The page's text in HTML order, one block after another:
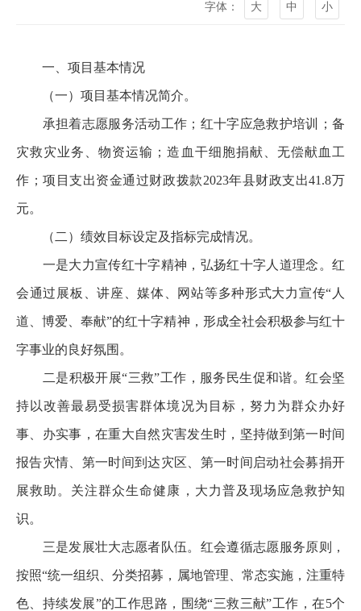
字体：
大 中 小
一、项目基本情况
（一）项目基本情况简介。
承担着志愿服务活动工作；红十字应急救护培训；备
灾救灾业务、物资运输；造血干细胞捐献、无偿献血工
作；项目支出资金通过财政拨款2023年县财政支出41.8万
元。
（二）绩效目标设定及指标完成情况。
一是大力宣传红十字精神，弘扬红十字人道理念。红
会通过展板、讲座、媒体、网站等多种形式大力宣传“人
道、博爱、奉献”的红十字精神，形成全社会积极参与红十
字事业的良好氛围。
二是积极开展“三救”工作，服务民生促和谐。红会坚
持以改善最易受损害群体境况为目标，努力为群众办好
事、办实事，在重大自然灾害发生时，坚持做到第一时间
报告灾情、第一时间到达灾区、第一时间启动社会募捐开
展救助。关注群众生命健康，大力普及现场应急救护知
识。
三是发展壮大志愿者队伍。红会遵循志愿服务原则，
按照“统一组织、分类招募，属地管理、常态实施，注重特
色、持续发展”的工作思路，围绕“三救三献”工作，在5个